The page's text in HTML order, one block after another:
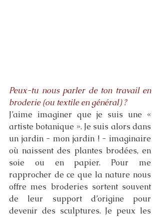
Peux-tu nous parler de ton travail en
broderie (ou textile en général) ?
J’aime imaginer que je suis une «
artiste botanique ». Je suis alors dans
un jardin - mon jardin ! - imaginaire
où naissent des plantes brodées, en
soie ou en papier. Pour me
rapprocher de ce que la nature nous
offre mes broderies sortent souvent
de leur support d’origine pour
devenir des sculptures. Je peux les